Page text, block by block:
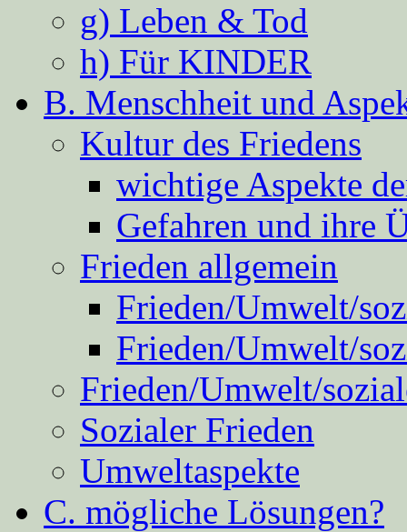
g) Leben & Tod
h) Für KINDER
B. Menschheit und
Kultur des Friedens
wichtige Aspekte
Gefahren und ihre
Frieden allgemein
Frieden/Umwelt/
Frieden/Umwelt/
Frieden/Umwelt/
Sozialer Frieden
Umweltaspekte
C. mögliche Lösungen?